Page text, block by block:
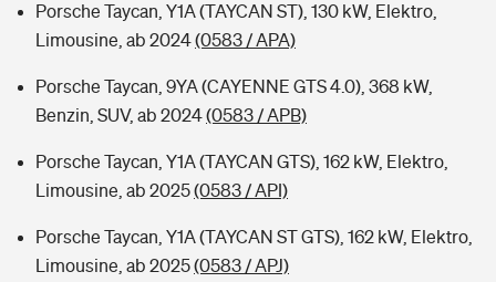
Porsche Taycan, Y1A (TAYCAN ST), 130 kW, Elektro,
Limousine, ab 2024(0583 / APA)
Porsche Taycan, 9YA (CAYENNE GTS 4.0), 368 kW,
Benzin, SUV, ab 2024(0583 / APB)
Porsche Taycan, Y1A (TAYCAN GTS), 162 kW, Elektro,
Limousine, ab 2025(0583 / API)
Porsche Taycan, Y1A (TAYCAN ST GTS), 162 kW, Elektro,
Limousine, ab 2025(0583 / APJ)